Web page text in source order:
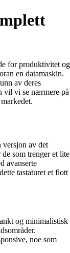
for produktivitet og
en datamaskin.
av deres
vil vi se nærmere på
av det
som trenger et lite
avanserte
tastaturet et flott
og minimalistisk
noe som